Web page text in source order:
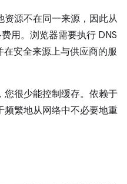
资源不在同一来源，因此从
用。浏览器需要执行 DNS
在安全来源上与供应商的服
您很少能控制缓存。依赖于
频繁地从网络中不必要地重